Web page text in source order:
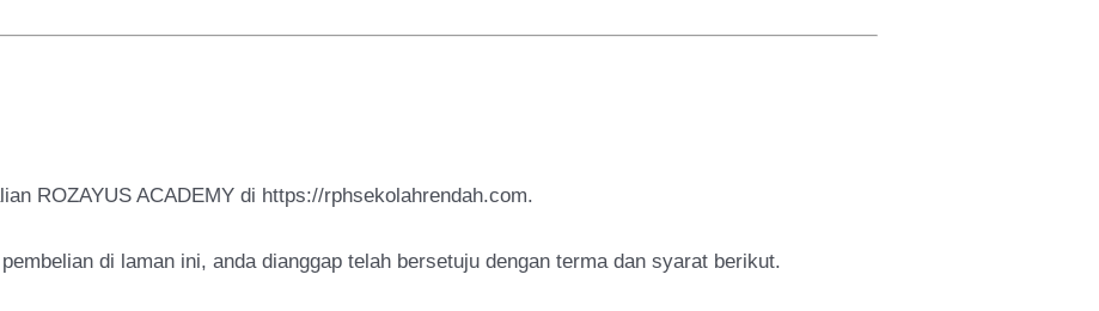
ROZAYUS ACADEMY di https://rphsekolahrendah.com.
di laman ini, anda dianggap telah bersetuju dengan terma dan syarat berikut.